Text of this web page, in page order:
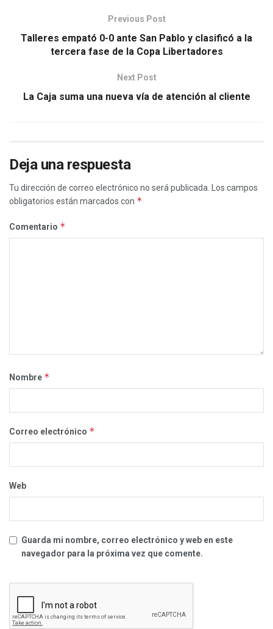
Previous Post
Talleres empató 0-0 ante San Pablo y clasificó a la
tercera fase de la Copa Libertadores
Next Post
La Caja suma una nueva vía de atención al cliente
Deja una respuesta
Tu dirección de correo electrónico no será publicada.
Los campos
obligatorios están marcados con *
Comentario *
Nombre *
Correo electrónico *
Web
Guarda mi nombre, correo electrónico y web en este
navegador para la próxima vez que comente.